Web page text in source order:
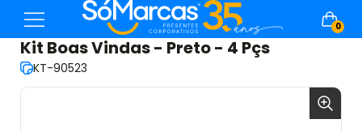
0
Kit Boas Vindas - Preto - 4 Pçs
KT-90523